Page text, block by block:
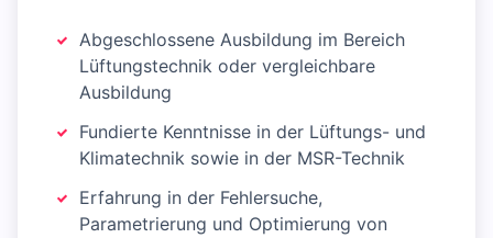
Abgeschlossene Ausbildung im Bereich
Lüftungstechnik oder vergleichbare
Ausbildung
Fundierte Kenntnisse in der Lüftungs- und
Klimatechnik sowie in der MSR-Technik
Erfahrung in der Fehlersuche,
Parametrierung und Optimierung von